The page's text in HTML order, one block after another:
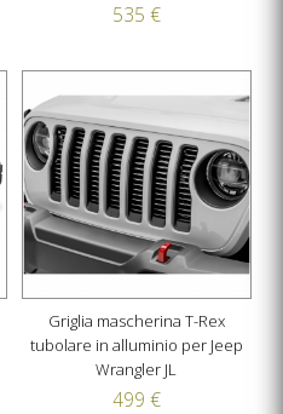
535 €
Griglia mascherina T-Rex
tubolare in alluminio per Jeep
Wrangler JL
499 €